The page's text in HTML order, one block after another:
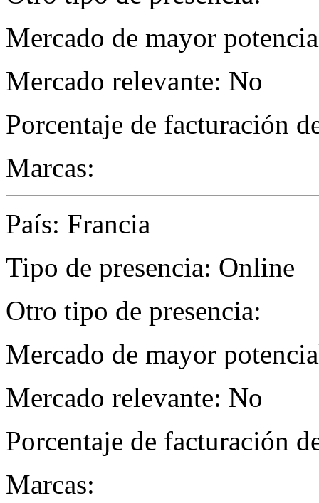
Mercado de mayor
Mercado relevante: No
Porcentaje de facturación
Marcas:
País: Francia
Tipo de presencia: Online
Otro tipo de presencia:
Mercado de mayor
Mercado relevante: No
Porcentaje de facturación
Marcas: